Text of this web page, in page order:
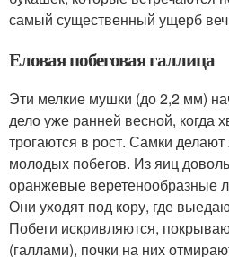
самый существенный ущерб
Еловая побеговая галлица
Эти мелкие мушки (до 2,2 мм)
дело уже ранней весной, когда
трогаются в рост. Самки
молодых побегов. Из яиц
оранжевые веретенообразные
Они уходят под кору, где
Побеги искривляются,
(галлами), почки на них